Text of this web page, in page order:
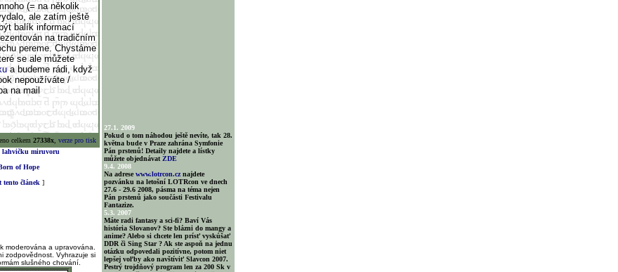
(= na několik
ale zatím ještě
balík informací
na tradičním
pereme. Chystáme
se ale můžete
a budeme rádi, když
nepoužíváte /
na mail
celkem 27338x verze pro tisk
lahvičku miruvoru
of Hope
tento článek ]
moderována a upravována.
zodpovědnost. Vyhrazuje si
slušného chování.
27.1. 2009
Pokud o tom náhodou ještě nevíte, tak 28.
května bude v Praze zahrána Symfonie
Pán prstenů! Detaily najdete a lístky
můžete objednávat ZDE
9.4. 2008
Na adrese www.lotrcon.cznajdete
pozvánku na letošní LOTRcon ve dnech
27.6 - 29.6 2008, pásma na téma nejen
Pán prstenů jako součásti Festivalu
Fantazize.
5.3. 2007
Máte radi fantasy a sci-fi? Baví Vás
história Slovanov? Ste blázni do mangy a
anime? Alebo si chcete len prísť vyskúšať
DDR či Sing Star ? Ak ste aspoň na jednu
otázku odpovedali pozitívne, potom niet
lepšej voľby ako navštíviť Slavcon 2007.
Pestrý trojdňový program len za 200 Sk v